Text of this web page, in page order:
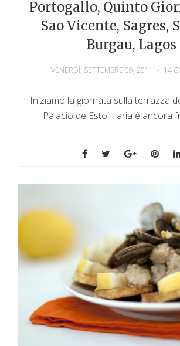
Portogallo, Quinto
Sao Vicente, Sagres,
Burgau, Lagos
VENERDÌ, SETTEMBRE 09, 2011 - 14
Iniziamo la giornata sulla terrazza
Palacio de Estoi, l'aria è ancora